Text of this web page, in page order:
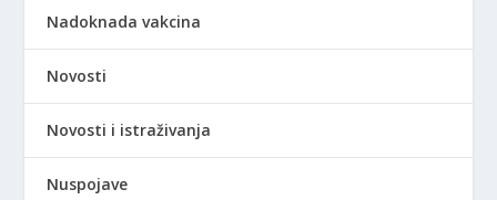
Nadoknada vakcina
Novosti
Novosti i istraživanja
Nuspojave